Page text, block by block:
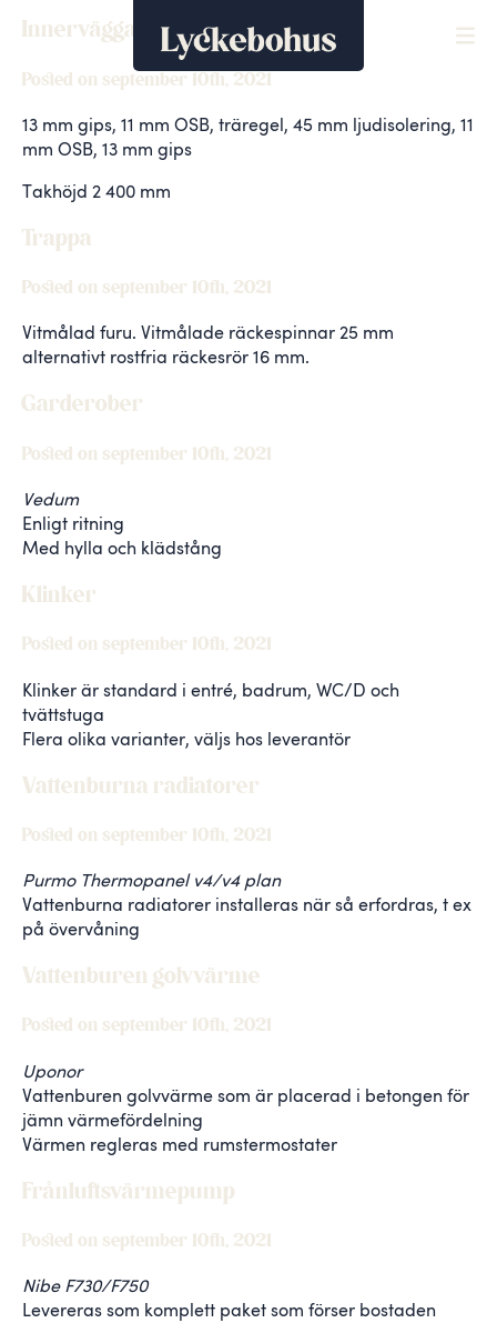
Innerväggar
Posted on september 10th, 2021
13 mm gips, 11 mm OSB, träregel, 45 mm ljudisolering, 11
mm OSB, 13 mm gips
Takhöjd 2 400 mm
Trappa
Posted on september 10th, 2021
Vitmålad furu. Vitmålade räckespinnar 25 mm
alternativt rostfria räckesrör 16 mm.
Garderober
Posted on september 10th, 2021
Vedum
Enligt ritning
Med hylla och klädstång
Klinker
Posted on september 10th, 2021
Klinker är standard i entré, badrum, WC/D och
tvättstuga
Flera olika varianter, väljs hos leverantör
Vattenburna radiatorer
Posted on september 10th, 2021
Purmo Thermopanel v4/v4 plan
Vattenburna radiatorer installeras när så erfordras, t ex
på övervåning
Vattenburen golvvärme
Posted on september 10th, 2021
Uponor
Vattenburen golvvärme som är placerad i betongen för
jämn värmefördelning
Värmen regleras med rumstermostater
Frånluftsvärmepump
Posted on september 10th, 2021
Nibe F730/F750
Levereras som komplett paket som förser bostaden